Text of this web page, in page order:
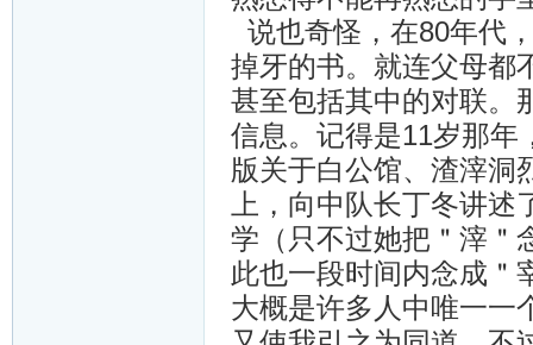
说也奇怪，在80年代
掉牙的书。就连父母都
甚至包括其中的对联。
信息。记得是11岁那年
版关于白公馆、渣滓洞
上，向中队长丁冬讲
学（只不过她把＂滓＂
此也一段时间内念成＂
大概是许多人中唯一一